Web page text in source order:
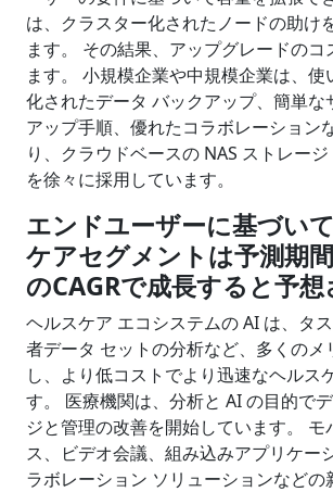
は、クラスター化されたノードの助け
ます。 その結果、アップグレードの
ます。 小規模企業や中規模企業は、使
化されたデータ バックアップ、簡単な
アップ手順、優れたコラボレーション
り、クラウドベースの NAS ストレー
を徐々に採用しています。
エンドユーザーに基づい
ケアセグメントは予測期
のCAGRで成長すると予
ヘルスケア エコシステムの AI は、タ
者データ セットの分析など、多くのメ
し、より低コストでより迅速なヘルス
す。 医療機関は、分析と AI の目的で
ジと管理の改善を開始しています。 モ
ス、ビデオ会議、組み込みアプリケー
ラボレーション ソリューションなどの